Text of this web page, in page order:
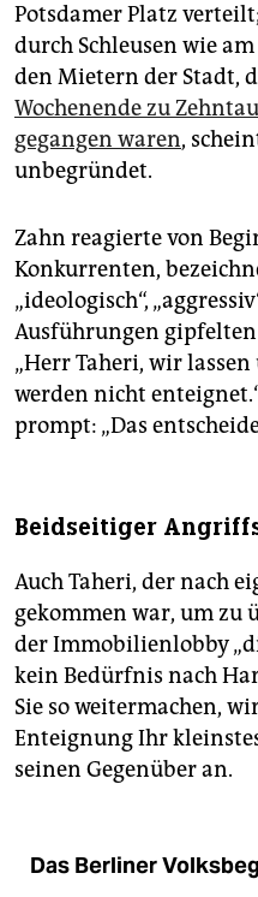
Potsdamer Platz
durch Schleusen wie
den Mietern der Stadt,
Wochenende zu
gegangen waren,
unbegründet.
Zahn reagierte von
Konkurrenten,
„ideologisch“,
Ausführungen
„Herr Taheri, wir
werden nicht
prompt: „Das
Beidseitiger
Auch Taheri, der nach
gekommen war, um zu
der Immobilienlobby
kein Bedürfnis nach
Sie so weitermachen,
Enteignung Ihr
seinen Gegenüber an.
Das Berliner